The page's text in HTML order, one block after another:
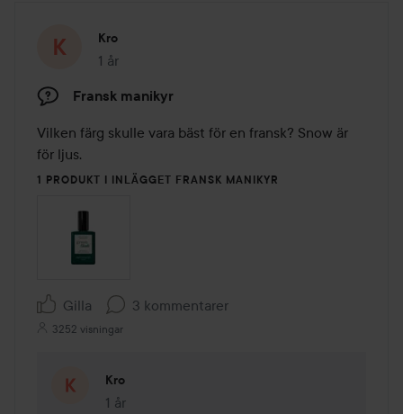
Kro
1 år
Inlägget skapades 1 år
Fransk manikyr
Vilken färg skulle vara bäst för en fransk? Snow är
för ljus.
1 PRODUKT I INLÄGGET FRANSK MANIKYR
Gilla 3 kommentarer
3252 visningar
Kro
1 år
Kommentaren lades 1 år